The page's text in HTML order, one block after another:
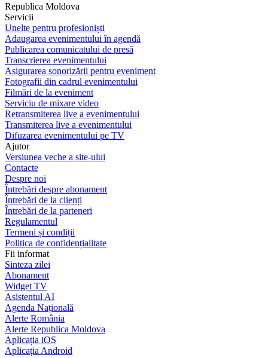
Republica Moldova
Servicii
Unelte pentru profesioniști
Adaugarea evenimentului în agendă
Publicarea comunicatului de presă
Transcrierea evenimentului
Asigurarea sonorizării pentru eveniment
Fotografii din cadrul evenimentului
Filmări de la eveniment
Serviciu de mixare video
Retransmiterea live a evenimentului
Transmiterea live a evenimentului
Difuzarea evenimentului pe TV
Ajutor
Versiunea veche a site-ului
Contacte
Despre noi
Întrebări despre abonament
Întrebări de la clienți
Întrebări de la parteneri
Regulamentul
Termeni și condiții
Politica de confidențialitate
Fii informat
Sinteza zilei
Abonament
Widget TV
Asistentul AI
Agenda Națională
Alerte România
Alerte Republica Moldova
Aplicația iOS
Aplicația Android